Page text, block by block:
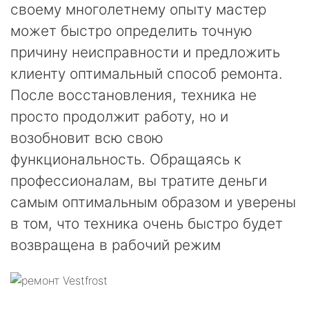
своему многолетнему опыту мастер
может быстро определить точную
причину неисправности и предложить
клиенту оптимальный способ ремонта.
После восстановления, техника не
просто продолжит работу, но и
возобновит всю свою
функциональность. Обращаясь к
профессионалам, вы тратите деньги
самым оптимальным образом и уверены
в том, что техника очень быстро будет
возвращена в рабочий режим